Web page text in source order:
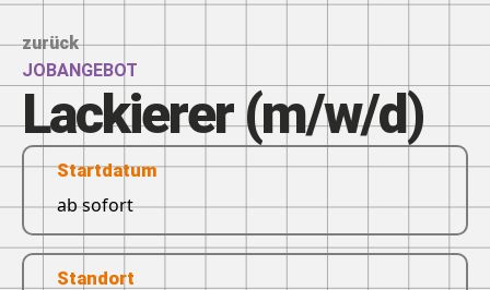
zurück
JOBANGEBOT
Lackierer (m/w/d)
Startdatum
ab sofort
Standort